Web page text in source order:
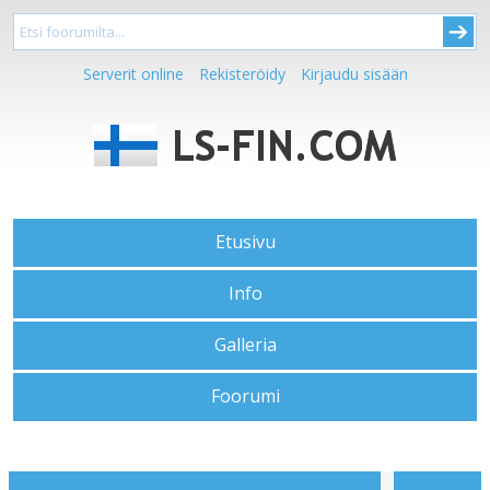
Serverit online Rekisteröidy Kirjaudu sisään
Etusivu
Info
Galleria
Foorumi